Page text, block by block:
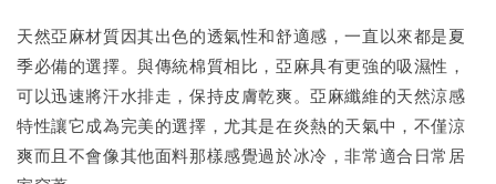
天然亞麻材質因其出色的透氣性和舒適感，一直以來都是夏
季必備的選擇。與傳統棉質相比，亞麻具有更強的吸濕性，
可以迅速將汗水排走，保持皮膚乾爽。亞麻纖維的天然涼感
特性讓它成為完美的選擇，尤其是在炎熱的天氣中，不僅涼
爽而且不會像其他面料那樣感覺過於冰冷，非常適合日常居